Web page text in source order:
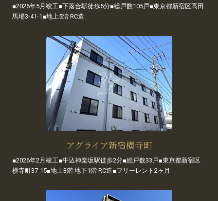
■2026年5月竣工■下落合駅徒歩5分■総戸数105戸■東京都新宿区高田
馬場3-41-1■地上5階 RC造
アグライア新宿横寺町
■2026年2月竣工■牛込神楽坂駅徒歩2分■総戸数33戸■東京都新宿区
横寺町37-15■地上3階 地下1階 RC造■フリーレント2ヶ月